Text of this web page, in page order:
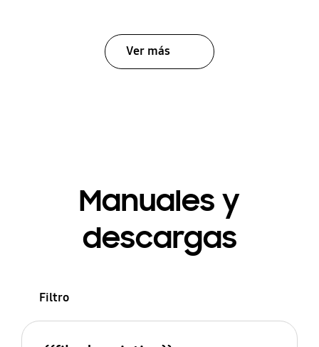
Ver más
Manuales y
descargas
Filtro